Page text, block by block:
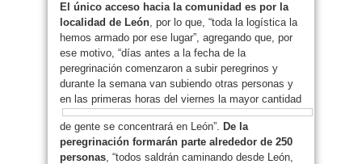
El único acceso hacia la comunidad es por la
localidad de León, por lo que, “toda la logística la
hemos armado por ese lugar”, agregando que, por
ese motivo, “días antes a la fecha de la
peregrinación comenzaron a subir peregrinos y
durante la semana van subiendo otras personas y
en las primeras horas del viernes la mayor cantidad
de gente se concentrará en León”. De la
peregrinación formarán parte alrededor de 250
personas, “todos saldrán caminando desde León,